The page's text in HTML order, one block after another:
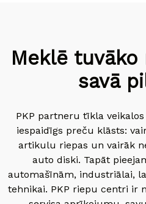
Meklē
savā
PKP partneru tīkla
iespaidīgs preču klāsts:
artikulu riepas un vairāk
auto diski. Tapāt
automašīnām, industriālai,
tehnikai. PKP riepu centri ir